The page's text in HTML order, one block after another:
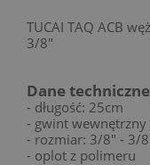
TUCAI TAQ ACB
3/8"
Dane
- długość: 25cm
- gwint wewnętrzny
- rozmiar: 3/8" - 3/
- oplot z polimeru